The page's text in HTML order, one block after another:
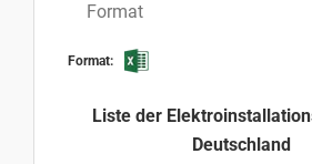
Format
Format:
Liste der
Deutschland